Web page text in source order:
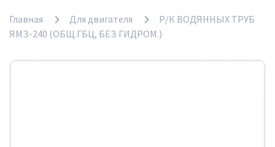
Главная Для двигателя
Р/К ВОДЯННЫХ ТРУБ
ЯМЗ-240 (ОБЩ.ГБЦ, БЕЗ ГИДРОМ.)